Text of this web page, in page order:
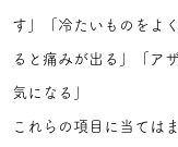
す」「冷たいものをよ
ると痛みが出る」「ア
気になる」
これらの項目に当ては